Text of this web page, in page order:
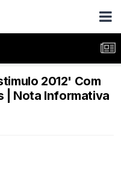
2012' Com
| Nota Informativa